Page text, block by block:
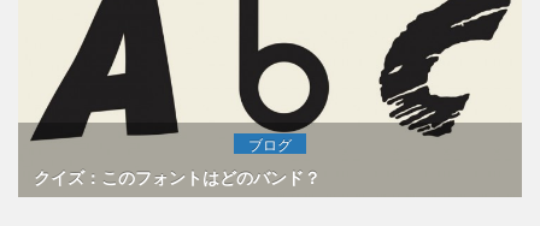
ブログ
クイズ：このフォントはどのバンド？